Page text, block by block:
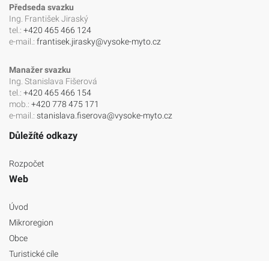
Předseda svazku
Ing. František Jiraský
tel.: +420 465 466 124
e-mail.: frantisek.jirasky@vysoke-myto.cz
Manažer svazku
Ing. Stanislava Fišerová
tel.: +420 465 466 154
mob.: +420 778 475 171
e-mail.: stanislava.fiserova@vysoke-myto.cz
Důležíté odkazy
Rozpočet
Web
Úvod
Mikroregion
Obce
Turistické cíle